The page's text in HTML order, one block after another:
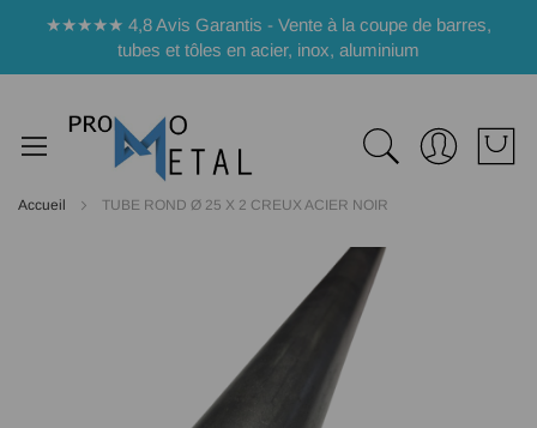
★★★★★ 4,8 Avis Garantis - Vente à la coupe de barres,
tubes et tôles en acier, inox, aluminium
Accueil TUBE ROND Ø 25 X 2 CREUX ACIER NOIR